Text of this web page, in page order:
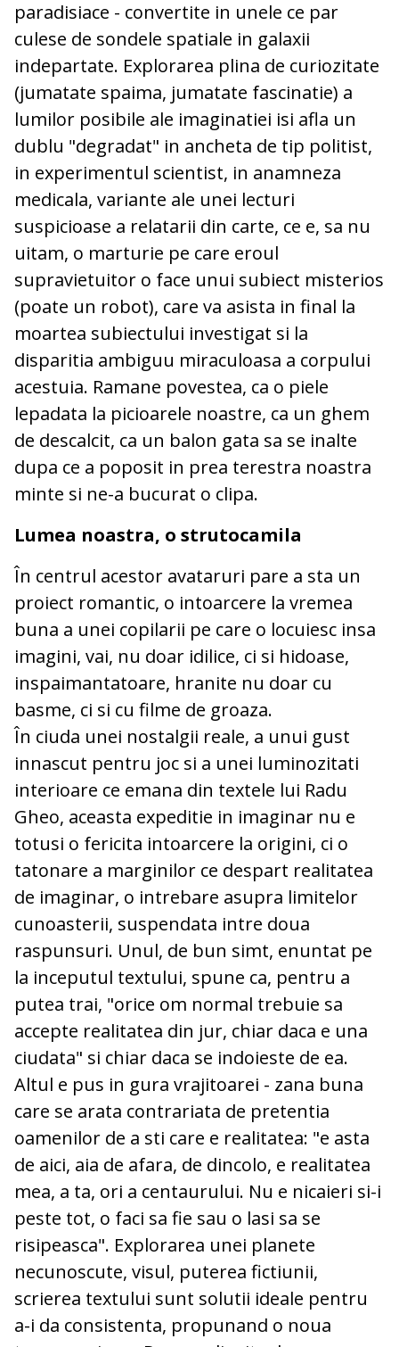
paradisiace - convertite in unele ce par
culese de sondele spatiale in galaxii
indepartate. Explorarea plina de curiozitate
(jumatate spaima, jumatate fascinatie) a
lumilor posibile ale imaginatiei isi afla un
dublu "degradat" in ancheta de tip politist,
in experimentul scientist, in anamneza
medicala, variante ale unei lecturi
suspicioase a relatarii din carte, ce e, sa nu
uitam, o marturie pe care eroul
supravietuitor o face unui subiect misterios
(poate un robot), care va asista in final la
moartea subiectului investigat si la
disparitia ambiguu miraculoasa a corpului
acestuia. Ramane povestea, ca o piele
lepadata la picioarele noastre, ca un ghem
de descalcit, ca un balon gata sa se inalte
dupa ce a poposit in prea terestra noastra
minte si ne-a bucurat o clipa.
Lumea noastra, o strutocamila
În centrul acestor avataruri pare a sta un
proiect romantic, o intoarcere la vremea
buna a unei copilarii pe care o locuiesc insa
imagini, vai, nu doar idilice, ci si hidoase,
inspaimantatoare, hranite nu doar cu
basme, ci si cu filme de groaza.
În ciuda unei nostalgii reale, a unui gust
innascut pentru joc si a unei luminozitati
interioare ce emana din textele lui Radu
Gheo, aceasta expeditie in imaginar nu e
totusi o fericita intoarcere la origini, ci o
tatonare a marginilor ce despart realitatea
de imaginar, o intrebare asupra limitelor
cunoasterii, suspendata intre doua
raspunsuri. Unul, de bun simt, enuntat pe
la inceputul textului, spune ca, pentru a
putea trai, "orice om normal trebuie sa
accepte realitatea din jur, chiar daca e una
ciudata" si chiar daca se indoieste de ea.
Altul e pus in gura vrajitoarei - zana buna
care se arata contrariata de pretentia
oamenilor de a sti care e realitatea: "e asta
de aici, aia de afara, de dincolo, e realitatea
mea, a ta, ori a centaurului. Nu e nicaieri si-i
peste tot, o faci sa fie sau o lasi sa se
risipeasca". Explorarea unei planete
necunoscute, visul, puterea fictiunii,
scrierea textului sunt solutii ideale pentru
a-i da consistenta, propunand o noua